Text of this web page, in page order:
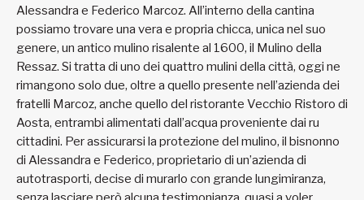
Alessandra e Federico Marcoz. All’interno della cantina
possiamo trovare una vera e propria chicca, unica nel suo
genere, un antico mulino risalente al 1600, il Mulino della
Ressaz. Si tratta di uno dei quattro mulini della città, oggi ne
rimangono solo due, oltre a quello presente nell’azienda dei
fratelli Marcoz, anche quello del ristorante Vecchio Ristoro di
Aosta, entrambi alimentati dall’acqua proveniente dai ru
cittadini. Per assicurarsi la protezione del mulino, il bisnonno
di Alessandra e Federico, proprietario di un’azienda di
autotrasporti, decise di murarlo con grande lungimiranza,